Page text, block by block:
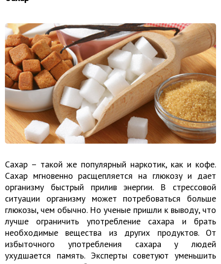
Сахар – такой же популярный наркотик, как и кофе.
Сахар мгновенно расщепляется на глюкозу и дает
организму быстрый прилив энергии. В стрессовой
ситуации организму может потребоваться больше
глюкозы, чем обычно. Но ученые пришли к выводу, что
лучше ограничить употребление сахара и брать
необходимые вещества из других продуктов. От
избыточного употребления сахара у людей
ухудшается память. Эксперты советуют уменьшить